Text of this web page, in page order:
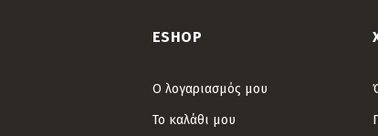
ESHOP
Ο λογαριασμός μου
Το καλάθι μου